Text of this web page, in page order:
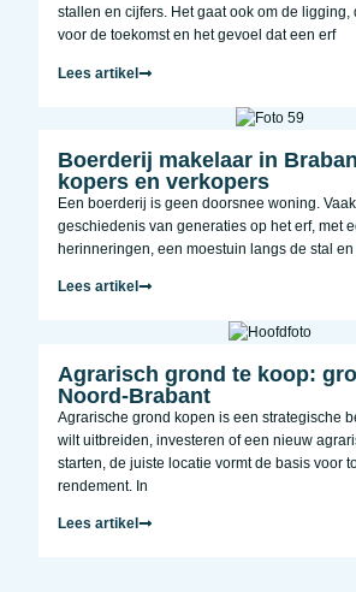
stallen en cijfers. Het gaat ook om de ligging,
voor de toekomst en het gevoel dat een erf
Lees artikel
Boerderij makelaar in
kopers en verkopers
Een boerderij is geen doorsnee woning.
geschiedenis van generaties op het erf, met
herinneringen, een moestuin langs de stal
Lees artikel
Agrarisch grond te koop:
Noord-Brabant
Agrarische grond kopen is een strategische
wilt uitbreiden, investeren of een nieuw
starten, de juiste locatie vormt de basis voor
rendement. In
Lees artikel